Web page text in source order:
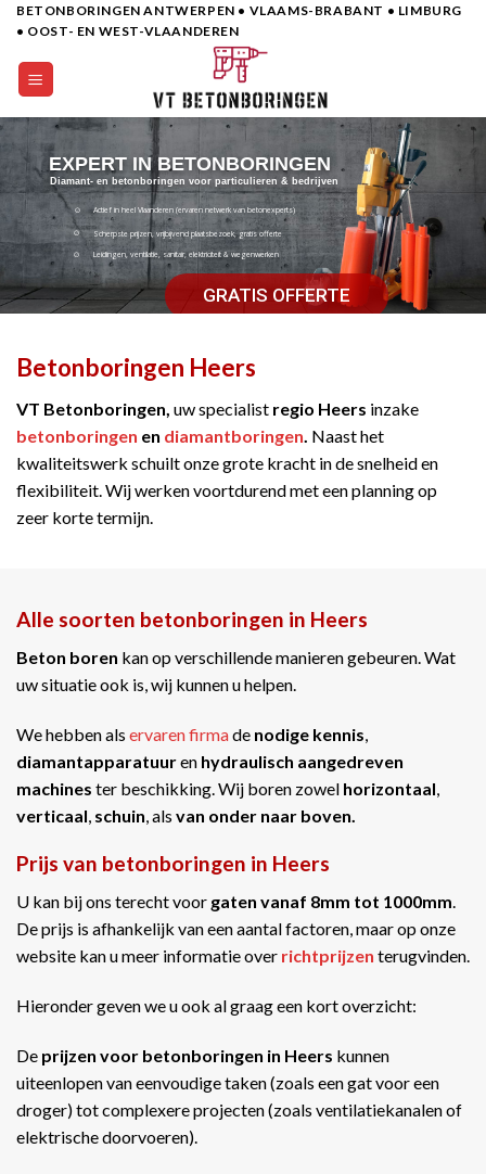
Skip
content
BETONBORINGEN ANTWERPEN • VLAAMS-BRABANT • LIMBURG
• OOST- EN WEST-VLAANDEREN
EXPERT IN BETONBORINGEN
Diamant- en betonboringen voor particulieren & bedrijven
Actief in heel Vlaanderen (ervaren netwerk van betonexperts)
Scherpste prijzen, vrijbijvend plaatsbezoek, gratis offerte
Leidingen, ventilatie, sanitair, elektriciteit & wegenwerken
GRATIS OFFERTE
Betonboringen Heers
VT Betonboringen, uw specialist regio Heers inzake
betonboringen en diamantboringen. Naast het
kwaliteitswerk schuilt onze grote kracht in de snelheid en
flexibiliteit. Wij werken voortdurend met een planning op
zeer korte termijn.
Alle soorten betonboringen in Heers
Beton boren kan op verschillende manieren gebeuren. Wat
uw situatie ook is, wij kunnen u helpen.
We hebben als ervaren firmade nodige kennis
diamantapparatuuren hydraulisch aangedreven
machines ter beschikking. Wij boren zowel horizontaal
verticaal schuin , als van onder naar boven.
Prijs van betonboringen in Heers
U kan bij ons terecht voor gaten vanaf 8mm tot 1000mm.
De prijs is afhankelijk van een aantal factoren, maar op onze
website kan u meer informatie over richtprijzen terugvinden.
Hieronder geven we u ook al graag een kort overzicht:
De prijzen voor betonboringen in Heers kunnen
uiteenlopen van eenvoudige taken (zoals een gat voor een
droger) tot complexere projecten (zoals ventilatiekanalen of
elektrische doorvoeren).